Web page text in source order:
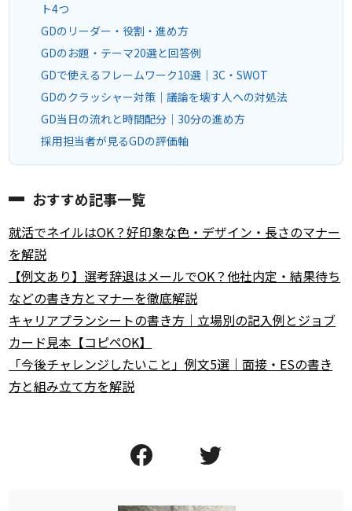
ト4つ
GDのリーダー・役割・進め方
GDのお題・テーマ20選と回答例
GDで使えるフレームワーク10選｜3C・SWOT
GDのクラッシャー対策｜議論を壊す人への対処法
GD当日の流れと時間配分｜30分の進め方
採用担当者が見るGDの評価軸
おすすめ記事一覧
就活でネイルはOK？好印象な色・デザイン・長さのマナー
を解説
【例文あり】選考辞退はメールでOK？他社内定・結果待ち
などの書き方とマナーを徹底解説
キャリアプランシートの書き方｜立場別の記入例とジョブ
カード見本【コピペOK】
「今後チャレンジしたいこと」例文5選｜面接・ESの書き
方と組み立て方を解説